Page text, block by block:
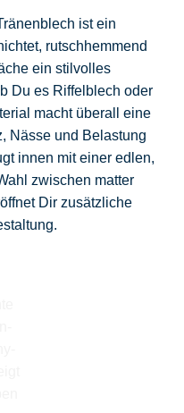
ist ein
rutschhemmend
ein stilvolles
Du es Riffelblech oder
macht überall eine
Nässe und Belastung
innen mit einer edlen,
zwischen matter
Dir zusätzliche